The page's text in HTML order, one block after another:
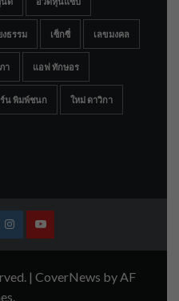
งธรรม เซ็กซี่ เลขมงคล
า แอฟ ทักษอร
น พิมพ์ชนก ใหม่ ดาวิกา
InstagramYoutube
| CoverNews by AF